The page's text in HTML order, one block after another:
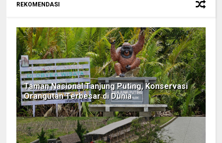
REKOMENDASI
Taman Nasional Tanjung Puting, Konservasi
Orangutan Terbesar di Dunia